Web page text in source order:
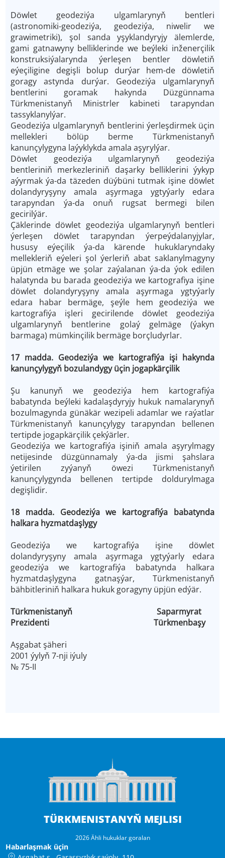
Döwlet geodeziýa ulgamlarynyň bentleri
(astronomiki-geodeziýa, geodeziýa, niwelir we
grawimetriki), şol sanda yşyklandyryjy älemlerde,
gami gatnawyny belliklerinde we beýleki inženerçilik
konstruksiýalarynda ýerleşen bentler döwletiň
eýeçiligine degişli bolup durýar hem-de döwletiň
goragy astynda durýar. Geodeziýa ulgamlarynyň
bentlerini goramak hakynda Düzgünnama
Türkmenistanyň Ministrler kabineti tarapyndan
tassyklanylýar.
Geodeziýa ulgamlarynyň bentlerini ýerleşdirmek üçin
mellekleri bölüp berme Türkmenistanyň
kanunçylygyna laýyklykda amala aşyrylýar.
Döwlet geodeziýa ulgamlarynyň geodeziýa
bentleriniň merkezleriniň daşarky belliklerini ýykyp
aýyrmak ýa-da täzeden düýbüni tutmak işine döwlet
dolandyryşyny amala aşyrmaga ygtyýarly edara
tarapyndan ýa-da onuň rugsat bermegi bilen
gecirilýär.
Çäklerinde döwlet geodeziýa ulgamlarynyň bentleri
ýerleşen döwlet tarapyndan ýerpeýdalanyjylar,
hususy eýeçilik ýa-da kärende hukuklaryndaky
mellekleriň eýeleri şol ýerleriň abat saklanylmagyny
üpjün etmäge we şolar zaýalanan ýa-da ýok edilen
halatynda bu barada geodeziýa we kartografiya işine
döwlet dolandyryşyny amala aşyrmaga ygtyýarly
edara habar bermäge, şeýle hem geodeziýa we
kartografiýa işleri gecirilende döwlet geodeziýa
ulgamlarynyň bentlerine golaý gelmäge (ýakyn
barmaga) mümkinçilik bermäge borçludyrlar.
17 madda. Geodeziýa we kartografiýa işi hakynda
kanunçylygyň bozulandygy üçin jogapkärçilik
Şu kanunyň we geodeziýa hem kartografiýa
babatynda beýleki kadalaşdyryjy hukuk namalarynyň
bozulmagynda günäkär wezipeli adamlar we raýatlar
Türkmenistanyň kanunçylygy tarapyndan bellenen
tertipde jogapkärçilik çekýärler.
Geodeziýa we kartografiýa işiniň amala aşyrylmagy
netijesinde düzgünnamaly ýa-da jismi şahslara
ýetirilen zyýanyň öwezi Türkmenistanyň
kanunçylygynda bellenen tertipde doldurylmaga
degişlidir.
18 madda. Geodeziýa we kartografiýa babatynda
halkara hyzmatdaşlygy
Geodeziýa we kartografiýa işine döwlet
dolandyryşyny amala aşyrmaga ygtyýarly edara
geodeziýa we kartografiýa babatynda halkara
hyzmatdaşlygyna gatnaşýar, Türkmenistanyň
bähbitleriniň halkara hukuk goragyny üpjün edýär.
Türkmenistanyň Saparmyrat
Prezidenti Türkmenbaşy
Aşgabat şäheri
2001 ýylyň 7-nji iýuly
№ 75-II
TÜRKMENISTANYŇ MEJLISI
2026 Ähli hukuklar goralan
Habarlaşmak üçin